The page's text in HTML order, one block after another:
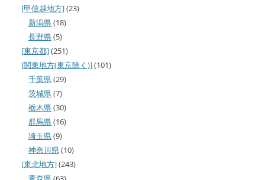
[甲信越地方](23)
新潟県(18)
長野県(5)
[東京都](251)
[関東地方(東京除く)](101)
千葉県(29)
茨城県(7)
栃木県(30)
群馬県(16)
埼玉県(9)
神奈川県(10)
[東北地方](243)